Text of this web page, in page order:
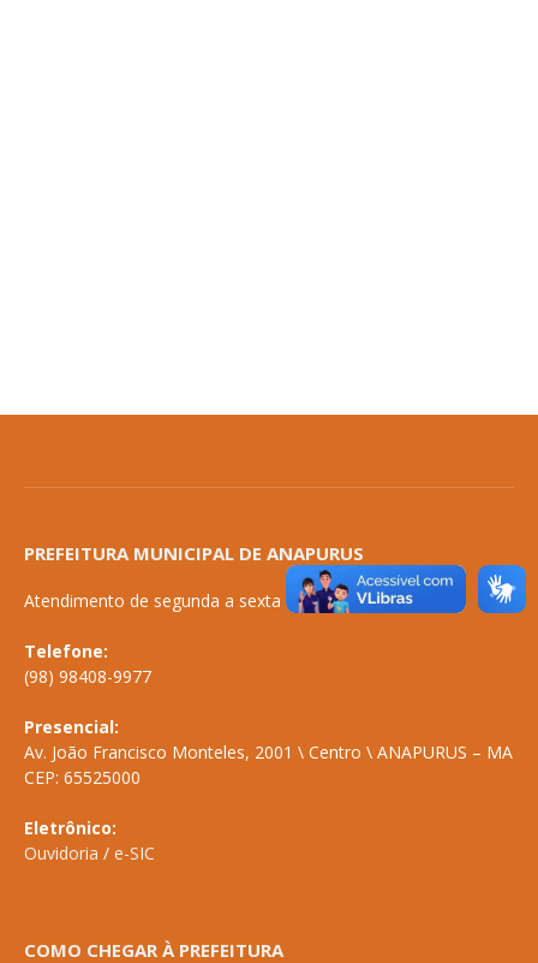
PREFEITURA MUNICIPAL DE ANAPURUS
Atendimento de segunda a sexta de 08:00 às 14:00
Telefone:
(98) 98408-9977
Presencial:
Av. João Francisco Monteles, 2001 \ Centro \ ANAPURUS – MA
CEP: 65525000
Eletrônico:
Ouvidoria / e-SIC
COMO CHEGAR À PREFEITURA